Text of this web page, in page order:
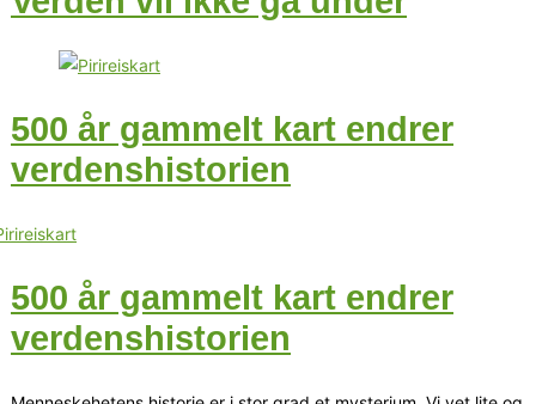
500 år gammelt kart endrer
verdenshistorien
500 år gammelt kart endrer
verdenshistorien